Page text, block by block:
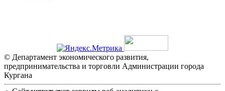
© Департамент экономического развития,
предпринимательства и торговли Администрации города
Кургана